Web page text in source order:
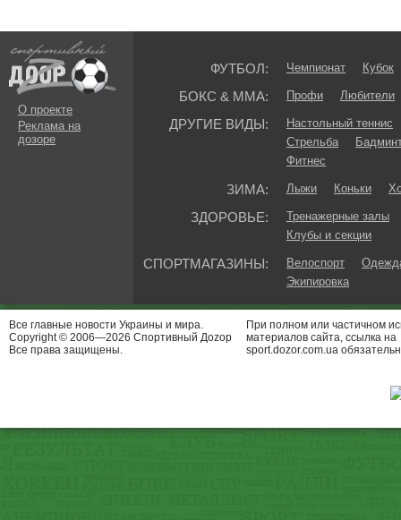
О проекте
Реклама на
дозоре
ФУТБОЛ: Чемпионат Кубок
БОКС & ММА: Профи Любители
ДРУГИЕ ВИДЫ:
Настольный теннис
Стрельба
Фитнес
ЗИМА: Лыжи Коньки
ЗДОРОВЬЕ:
Тренажерные залы
Клубы и секции
СПОРТМАГАЗИНЫ: Велоспорт
Экипировка
Все главные новости Украины и мира.
Copyright © 2006—2026 Спортивный Доzор
Все права защищены.
При полном или частичном
материалов сайта, ссылка на
sport.dozor.com.ua